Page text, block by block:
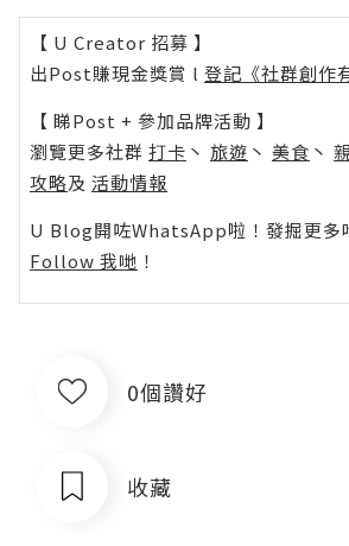
【 U Creator 招募 】
出Post賺現金獎賞 l 登記《社群創作
【 睇Post + 參加品牌活動 】
瀏覽更多社群 打卡 丶 旅遊 丶 美食 丶
攻略及 活動情報
U Blog開咗WhatsApp啦！發掘更多
Follow 我哋 ！
0個讚好
收藏